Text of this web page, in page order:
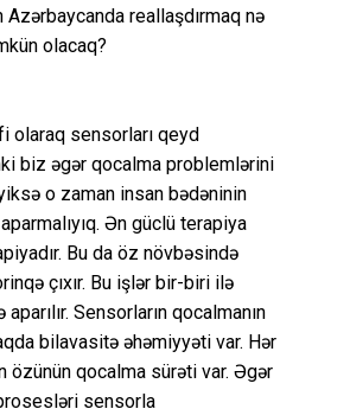
reallaşdırmaq nə
olacaq?
olaraq sensorları qeyd
biz əgər qocalma problemlərini
o zaman insan bədəninin
Ən güclü terapiya
Bu da öz növbəsində
çıxır. Bu işlər bir-biri ilə
Sensorların qocalmanın
bilavasitə əhəmiyyəti var. Hər
özünün qocalma sürəti var. Əgər
sensorla